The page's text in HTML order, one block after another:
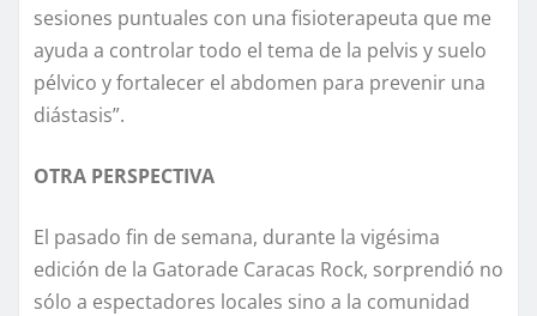
sesiones puntuales con una fisioterapeuta que me
ayuda a controlar todo el tema de la pelvis y suelo
pélvico y fortalecer el abdomen para prevenir una
diástasis”.
OTRA PERSPECTIVA
El pasado fin de semana, durante la vigésima
edición de la Gatorade Caracas Rock, sorprendió no
sólo a espectadores locales sino a la comunidad